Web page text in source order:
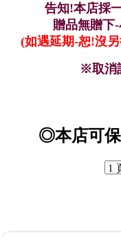
告知!本店採
贈品無贈下
(如遇延期-恕!沒
※取消
◎本店可保